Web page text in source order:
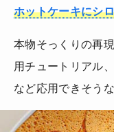
ホットケーキにシ
本物そっくりの再
用チュートリアル
など応用できそう